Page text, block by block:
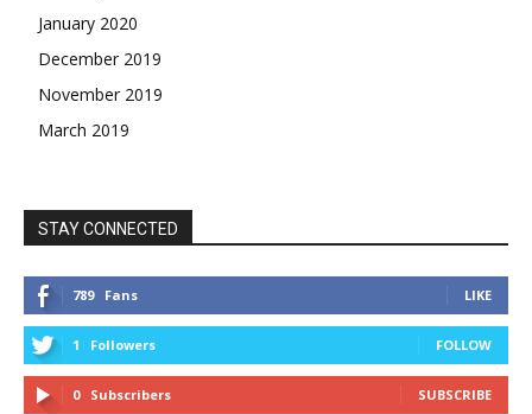
January 2020
December 2019
November 2019
March 2019
STAY CONNECTED
789 Fans LIKE
1 Followers FOLLOW
0 Subscribers SUBSCRIBE